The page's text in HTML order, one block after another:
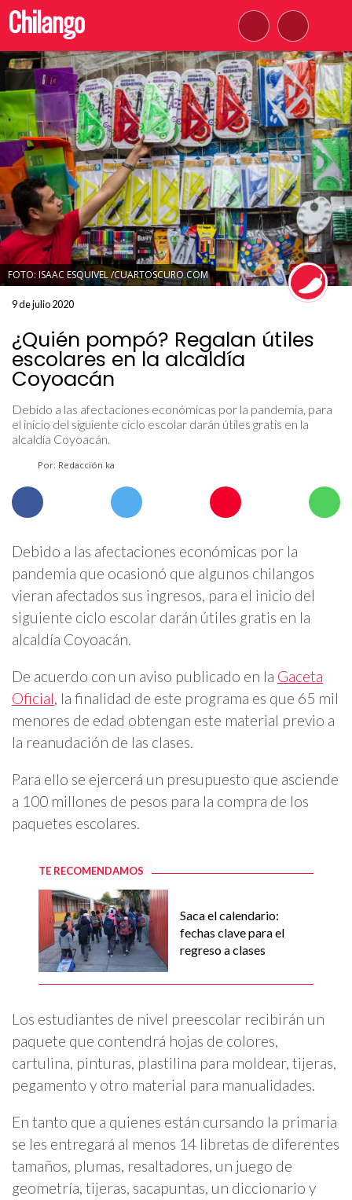
FOTO: ISAAC ESQUIVEL /CUARTOSCURO.COM
9 de julio 2020
¿Quién pompó? Regalan útiles
escolares en la alcaldía
Coyoacán
Debido a las afectaciones económicas por la pandemia, para
el inicio del siguiente ciclo escolar darán útiles gratis en la
alcaldía Coyoacán.
Por: Redacción ka
Debido a las afectaciones económicas por la
pandemia que ocasionó que algunos chilangos
vieran afectados sus ingresos, para el inicio del
siguiente ciclo escolar darán útiles gratis en la
alcaldía Coyoacán.
De acuerdo con un aviso publicado en la Gaceta
Oficial, la finalidad de este programa es que 65 mil
menores de edad obtengan este material previo a
la reanudación de las clases.
Para ello se ejercerá un presupuesto que asciende
a 100 millones de pesos para la compra de los
paquetes escolares.
TE RECOMENDAMOS
Saca el calendario:
fechas clave para el
regreso a clases
Los estudiantes de nivel preescolar recibirán un
paquete que contendrá hojas de colores,
cartulina, pinturas, plastilina para moldear, tijeras,
pegamento y otro material para manualidades.
En tanto que a quienes están cursando la primaria
se les entregará al menos 14 libretas de diferentes
tamaños, plumas, resaltadores, un juego de
geometría, tijeras, sacapuntas, un diccionario y